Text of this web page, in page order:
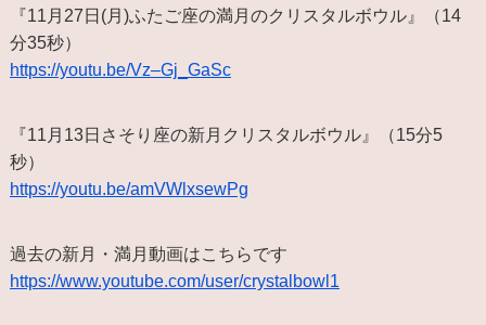
『11月27日(月)ふたご座の満月のクリスタルボウル』（14
分35秒）
https://youtu.be/Vz–Gj_GaSc
『11月13日さそり座の新月クリスタルボウル』（15分5
秒）
https://youtu.be/amVWlxsewPg
過去の新月・満月動画はこちらです
https://www.youtube.com/user/crystalbowl1